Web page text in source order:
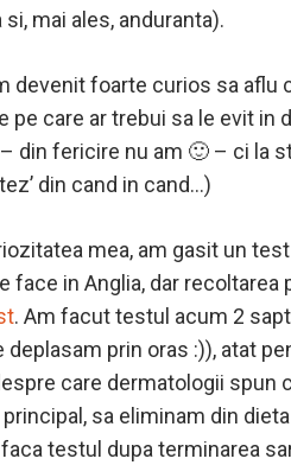
mai ales, anduranta).
devenit foarte curios sa aflu
pe care ar trebui sa le evit
din fericire nu am 🙂 – ci la
din cand in cand…)
mea, am gasit un
face in Anglia, dar
. Am facut testul acum 2
deplasam prin oras :)), atat
care dermatologii spun
sa eliminam din
testul dupa terminarea